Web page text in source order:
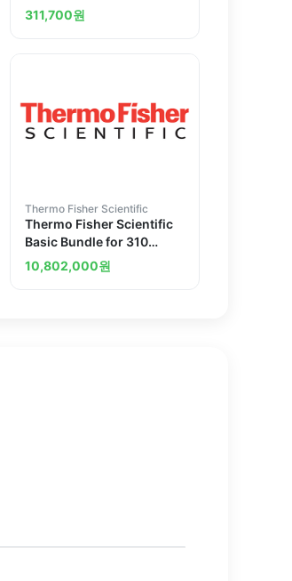
for the 310 Genetic
Analyzer
311,700원
Thermo Fisher Scientific
Thermo Fisher Scientific
Basic Bundle for 310
Genetic Analyzer
10,802,000원